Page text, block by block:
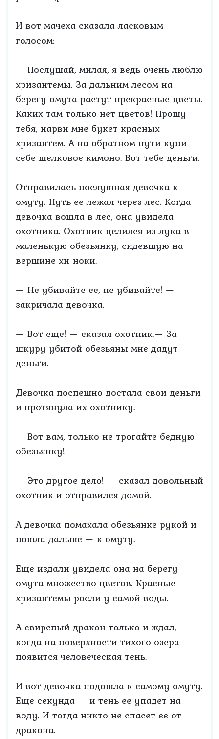
И вот мачеха сказала ласковым
голосом:
— Послушай, милая, я ведь очень люблю
хризантемы. За дальним лесом на
берегу омута растут прекрасные цветы.
Каких там только нет цветов! Прошу
тебя, нарви мне букет красных
хризантем. А на обратном пути купи
себе шелковое кимоно. Вот тебе деньги.
Отправилась послушная девочка к
омуту. Путь ее лежал через лес. Когда
девочка вошла в лес, она увидела
охотника. Охотник целился из лука в
маленькую обезьянку, сидевшую на
вершине хи-ноки.
— Не убивайте ее, не убивайте! —
закричала девочка.
— Вот еще! — сказал охотник.— За
шкуру убитой обезьяны мне дадут
деньги.
Девочка поспешно достала свои деньги
и протянула их охотнику.
— Вот вам, только не трогайте бедную
обезьянку!
— Это другое дело! — сказал довольный
охотник и отправился домой.
А девочка помахала обезьянке рукой и
пошла дальше — к омуту.
Еще издали увидела она на берегу
омута множество цветов. Красные
хризантемы росли у самой воды.
А свирепый дракон только и ждал,
когда на поверхности тихого озера
появится человеческая тень.
И вот девочка подошла к самому омуту.
Еще секунда — и тень ее упадет на
воду. И тогда никто не спасет ее от
дракона.